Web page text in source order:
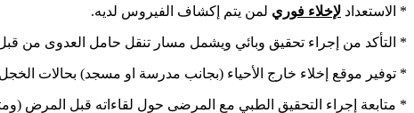
* الاستعداد لإخلاء فوري لمن يتم إكشاف الفيروس لديه.
* التأكد من إجراء تحقيق وبائي ويشمل مسار تنقل حامل العدوى من
* توفير موقع إخلاء خارج الأحياء (بجانب مدرسة او مسجد) بحالات
* متابعة إجراء التحقيق الطبي مع المرضى حول لقاءاته قبل المرض